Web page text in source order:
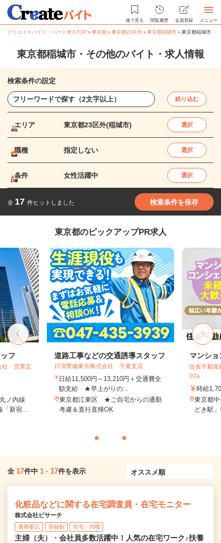
後で見る 閲覧履歴 会員登録 メニュー
クリエイトバイト・パート求人TOP ＞東京都＞東京都23区外＞東京都稲城市＞東京都稲城市・
東京都稲城市・その他のバイト・求人情報
検索条件の設定
絞り込む
エリア 東京都23区外(稲城市) 選択
職種 指定しない 選択
条件 女性活躍中 選択
全 17 件ヒットしました 検索条件を保存
東京都のピックアップPR求人
フ
社 営業五
ノ内線
新宿...
道路工事などの交通誘導スタッフ
日清警備東京株式会社 千葉支店
日給11,500円～13,210円＋交通費全
額支給 ★早上がりの...
東京都江東区 ★ご自宅からの通勤
考慮＆直行直帰OK
マンシ
住友不動産
07a
時給
東京都
どき駅
全 17件中 1 - 17件を表示
化粧品などに関する在宅調査員・在宅モニター
株式会社ビサーチ
業務委託 登録制 在宅・内職
主婦（夫）・会社員多数活躍中！人気の在宅ワーク♪扶養